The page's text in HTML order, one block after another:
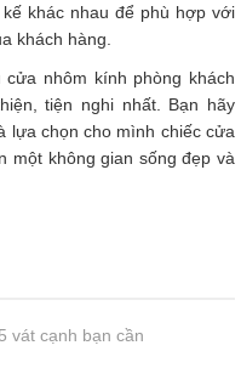
khác nhau để phù hợp với
khách hàng.
nhôm kính phòng khách
tiện nghi nhất. Bạn hãy
lựa chọn cho mình chiếc cửa
một không gian sống đẹp và
vát cạnh bạn cần